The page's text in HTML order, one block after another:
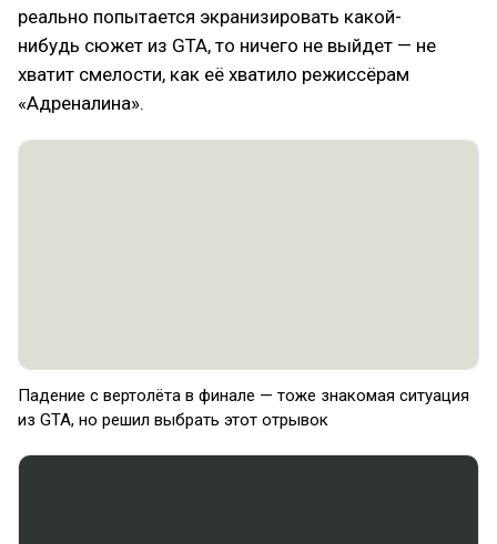
реально попытается экранизировать какой-
нибудь сюжет из GTA, то ничего не выйдет — не
хватит смелости, как её хватило режиссёрам
«Адреналина».
Падение с вертолёта в финале — тоже знакомая ситуация
из GTA, но решил выбрать этот отрывок